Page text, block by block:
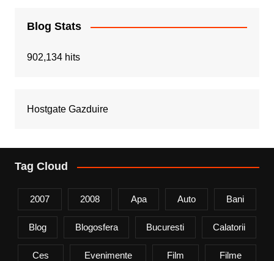
Blog Stats
902,134 hits
Hostgate Gazduire
Tag Cloud
2007 2008 Apa Auto Bani
Blog Blogosfera Bucuresti Calatorii
Ces Evenimente Film Filme